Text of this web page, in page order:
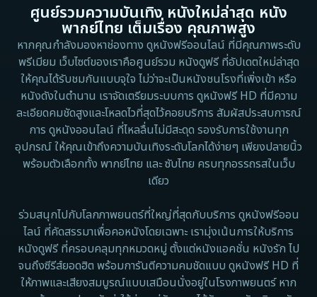
Detective สืบสวน
Disaster
Disney+
Documentary สารคดี
Documentary สารคดี
Drama ดราม่า
Drama ดราม่า
Dystopian
Emotional
1983
1982
1973
1971
1962
ศูนย์รวมความบันเทิง หนังใหม่ล่าสุด หนัง
พากย์ไทย เต็มเรื่อง คุณภาพสูง
หากคุณกำลังมองหาช่องทาง ดูหนังฟรีออนไลน์ ที่มีคุณภาพระดับ
พรีเมียม เว็บไซต์ของเราคือศูนย์รวม หนังดูฟรี ที่อัปเดตใหม่ล่าสุด
ให้คุณได้รับชมกันแบบจุใจ ไม่ว่าจะเป็นหนังชนโรงที่เพิ่งเข้า หรือ
หนังดังในตำนาน เราจัดเตรียมระบบการ ดูหนังฟรี HD ที่มีความ
ละเอียดคมชัดสูงและโหลดไวที่สุดไว้คอยบริการ สัมผัสประสบการณ์
การ ดูหนังออนไลน์ ที่ไหลลื่นไม่มีสะดุด รองรับการใช้งานทุก
อุปกรณ์ ให้คุณเข้าถึงความบันเทิงระดับโลกได้ง่ายๆ เพียงปลายนิ้ว
พร้อมตัวเลือกทั้ง พากย์ไทย และ ซับไทย ครบทุกอรรถรสในเว็บ
เดียว
ร่วมสนุกไปกับโลกภาพยนตร์ที่ใหญ่ที่สุดกับบริการ ดูหนังฟรีออน
ไลน์ ที่คัดสรรมาเพื่อคอหนังโดยเฉพาะ เรามุ่งเน้นการให้บริการ
หนังดูฟรี ที่ครอบคลุมทุกหมวดหมู่ ตั้งแต่หนังแอคชั่น หนังรัก ไป
จนถึงซีรีส์ยอดฮิต พร้อมการันตีความคมชัดแบบ ดูหนังฟรี HD ที่
ให้ภาพและเสียงสมบูรณ์แบบเสมือนนั่งอยู่ในโรงภาพยนตร์ หาก